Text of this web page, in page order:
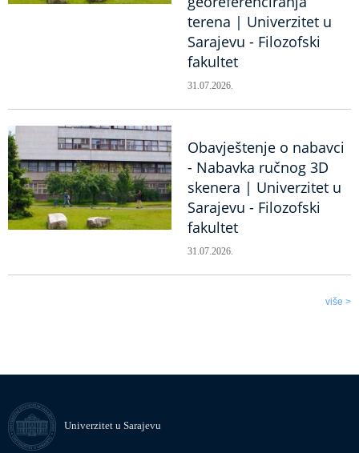
terena | Univerzitet u
Sarajevu - Filozofski
fakultet
31.07.2026.
Obavještenje o nabavci
- Nabavka ručnog 3D
skenera | Univerzitet u
Sarajevu - Filozofski
fakultet
31.07.2026.
više >
Univerzitet u Sarajevu